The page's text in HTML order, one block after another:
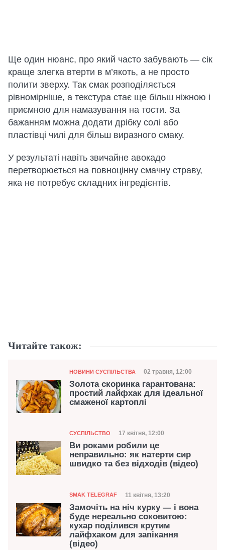
Ще один нюанс, про який часто забувають — сік
краще злегка втерти в м’якоть, а не просто
полити зверху. Так смак розподіляється
рівномірніше, а текстура стає ще більш ніжною і
приємною для намазування на тости. За
бажанням можна додати дрібку солі або
пластівці чилі для більш виразного смаку.
У результаті навіть звичайне авокадо
перетворюється на повноцінну смачну страву,
яка не потребує складних інгредієнтів.
Читайте також:
Категорія
НОВИНИ СУСПІЛЬСТВА Дата публікації
02 травня, 12:00
Золота скоринка гарантована:
простий лайфхак для ідеальної
смаженої картоплі
Категорія
СУСПІЛЬСТВО Дата публікації
17 квітня, 12:00
Ви роками робили це
неправильно: як натерти сир
швидко та без відходів (відео)
Категорія
SMAK TELEGRAF Дата публікації
11 квітня, 13:20
Замочіть на ніч курку — і вона
буде нереально соковитою:
кухар поділився крутим
лайфхаком для запікання
(відео)